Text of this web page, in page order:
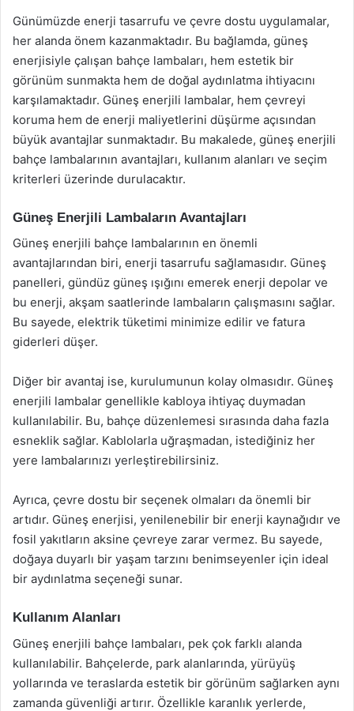
Günümüzde enerji tasarrufu ve çevre dostu uygulamalar,
her alanda önem kazanmaktadır. Bu bağlamda, güneş
enerjisiyle çalışan bahçe lambaları, hem estetik bir
görünüm sunmakta hem de doğal aydınlatma ihtiyacını
karşılamaktadır. Güneş enerjili lambalar, hem çevreyi
koruma hem de enerji maliyetlerini düşürme açısından
büyük avantajlar sunmaktadır. Bu makalede, güneş enerjili
bahçe lambalarının avantajları, kullanım alanları ve seçim
kriterleri üzerinde durulacaktır.
Güneş Enerjili Lambaların Avantajları
Güneş enerjili bahçe lambalarının en önemli
avantajlarından biri, enerji tasarrufu sağlamasıdır. Güneş
panelleri, gündüz güneş ışığını emerek enerji depolar ve
bu enerji, akşam saatlerinde lambaların çalışmasını sağlar.
Bu sayede, elektrik tüketimi minimize edilir ve fatura
giderleri düşer.
Diğer bir avantaj ise, kurulumunun kolay olmasıdır. Güneş
enerjili lambalar genellikle kabloya ihtiyaç duymadan
kullanılabilir. Bu, bahçe düzenlemesi sırasında daha fazla
esneklik sağlar. Kablolarla uğraşmadan, istediğiniz her
yere lambalarınızı yerleştirebilirsiniz.
Ayrıca, çevre dostu bir seçenek olmaları da önemli bir
artıdır. Güneş enerjisi, yenilenebilir bir enerji kaynağıdır ve
fosil yakıtların aksine çevreye zarar vermez. Bu sayede,
doğaya duyarlı bir yaşam tarzını benimseyenler için ideal
bir aydınlatma seçeneği sunar.
Kullanım Alanları
Güneş enerjili bahçe lambaları, pek çok farklı alanda
kullanılabilir. Bahçelerde, park alanlarında, yürüyüş
yollarında ve teraslarda estetik bir görünüm sağlarken aynı
zamanda güvenliği artırır. Özellikle karanlık yerlerde,